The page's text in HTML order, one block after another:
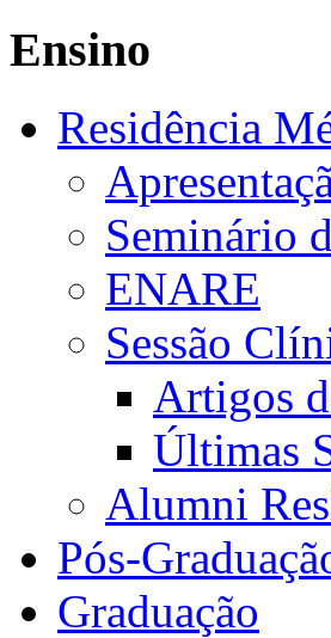
Ensino
Residência
Seminário
ENARE
Sessão
Artigos
Últimas
Alumni
Pós-
Graduação